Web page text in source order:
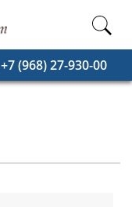
+7 (968) 27-930-00